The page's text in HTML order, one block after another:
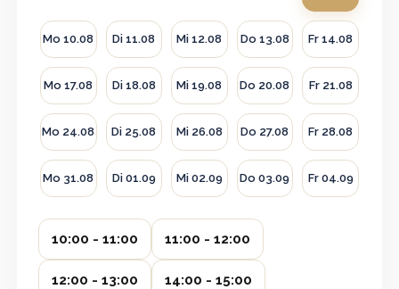
Mo 10.08 Di 11.08 Mi 12.08 Do 13.08 Fr 14.08
Mo 17.08 Di 18.08 Mi 19.08 Do 20.08 Fr 21.08
Mo 24.08 Di 25.08 Mi 26.08 Do 27.08 Fr 28.08
Mo 31.08 Di 01.09 Mi 02.09 Do 03.09 Fr 04.09
10:00 - 11:00 11:00 - 12:00
12:00 - 13:00 14:00 - 15:00